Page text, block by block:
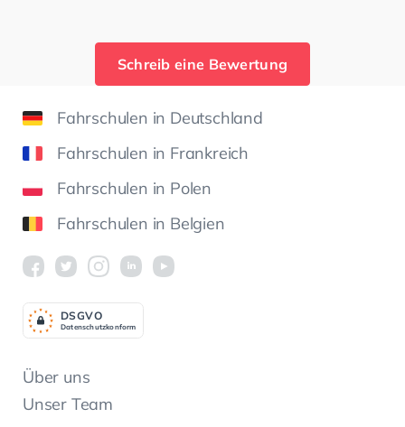
Schreib eine Bewertung
Fahrschulen in Deutschland
Fahrschulen in Frankreich
Fahrschulen in Polen
Fahrschulen in Belgien
Über uns
Unser Team
Datenschutzkonform
DSGVO